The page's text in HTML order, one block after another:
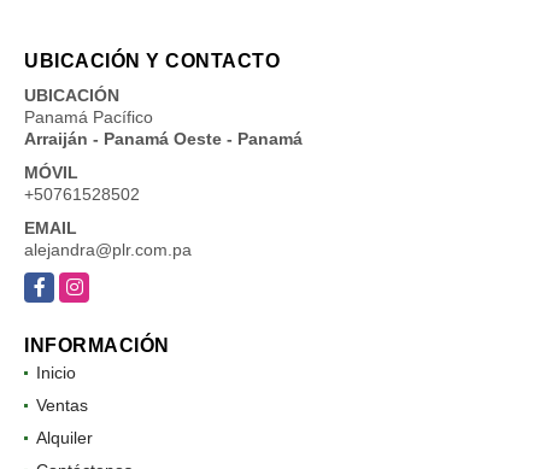
UBICACIÓN Y CONTACTO
UBICACIÓN
Panamá Pacífico
Arraiján - Panamá Oeste - Panamá
MÓVIL
+50761528502
EMAIL
alejandra@plr.com.pa
FacebookInstagram
INFORMACIÓN
Inicio
Ventas
Alquiler